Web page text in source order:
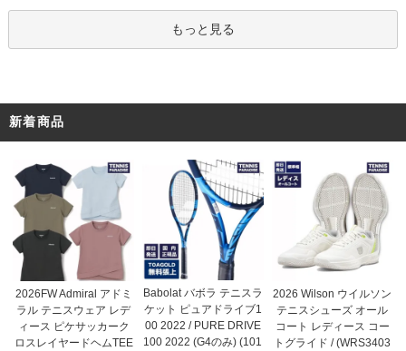
もっと見る
新着商品
2026FW Admiral アドミ
ラル テニスウェア レデ
ィース ピケサッカーク
ロスレイヤードヘムTEE
Babolat バボラ テニスラ
ケット ピュアドライブ1
00 2022 / PURE DRIVE
100 2022 (G4のみ) (101
2026 Wilson ウイルソン
テニスシューズ オール
コート レディース コー
トグライド / (WRS3403